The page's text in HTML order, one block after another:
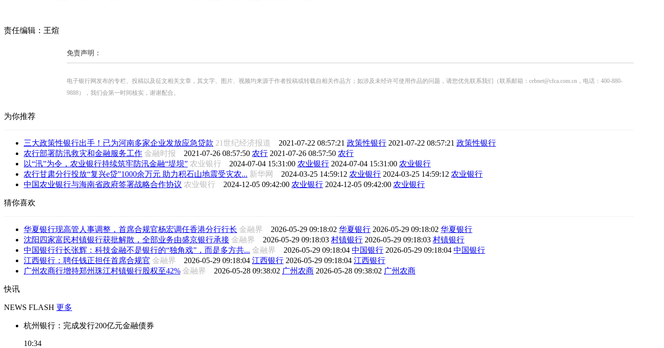
责任编辑：王煊
免责声明：
电子银行网发布的专栏、投稿以及征文相关文章，其文字、图片、视频均来源于作者投稿或转载自相关作品方；如涉及未经许可使用作品的问题，请您优先联系我们（联系邮箱：cebnet@cfca.com.cn，电话：400-880-
9888），我们会第一时间核实，谢谢配合。
为你推荐
三大政策性银行出手！已为河南多家企业发放应急贷款 21世纪经济报道 2021-07-22 08:57:21 政策性银行 2021-07-22 08:57:21 政策性银行
农行部署防汛救灾和金融服务工作 金融时报 2021-07-26 08:57:50 农行 2021-07-26 08:57:50 农行
以“汛”为令，农业银行持续筑牢防汛金融“堤坝” 农业银行 2024-07-04 15:31:00 农业银行 2024-07-04 15:31:00 农业银行
农行甘肃分行投放“复兴e贷”1000余万元 助力积石山地震受灾农... 新华网 2024-03-25 14:59:12 农业银行 2024-03-25 14:59:12 农业银行
中国农业银行与海南省政府签署战略合作协议 农业银行 2024-12-05 09:42:00 农业银行 2024-12-05 09:42:00 农业银行
猜你喜欢
华夏银行现高管人事调整，首席合规官杨宏调任香港分行行长 金融界 2026-05-29 09:18:02 华夏银行 2026-05-29 09:18:02 华夏银行
沈阳四家富民村镇银行获批解散，全部业务由盛京银行承接 金融界 2026-05-29 09:18:03 村镇银行 2026-05-29 09:18:03 村镇银行
中国银行行长张辉：科技金融不是银行的“独角戏”，而是多方共... 金融界 2026-05-29 09:18:04 中国银行 2026-05-29 09:18:04 中国银行
江西银行：聘任钱正担任首席合规官 金融界 2026-05-29 09:18:04 江西银行 2026-05-29 09:18:04 江西银行
广州农商行增持郑州珠江村镇银行股权至42% 金融界 2026-05-28 09:38:02 广州农商 2026-05-28 09:38:02 广州农商
快讯
NEWS FLASH 更多
杭州银行：完成发行200亿元金融债券
10:34